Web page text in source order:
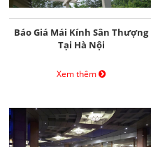
Báo Giá Mái Kính Sân Thượng
Tại Hà Nội
Xem thêm